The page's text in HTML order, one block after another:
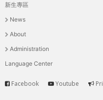
主
選
單
新生專區
News
About
Administration
Language Center
Service
Facebook Youtube